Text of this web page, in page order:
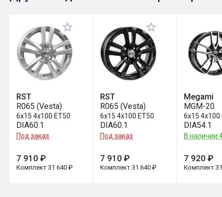
Оставить отзыв
RST
R065 (Vesta)
6x15 4x100 ET50
DIA60.1
Под заказ
7 910 ₽
Комплект 31 640 ₽
RST
R065 (Vesta)
6x15 4x100 ET50
DIA60.1
Под заказ
7 910 ₽
Комплект 31 640 ₽
Megami
MGM-20
6x15 4x100
DIA54.1
В наличии
7 920 ₽
Комплект